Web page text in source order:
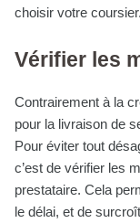
choisir votre
Vérifier les
Contrairement à la
pour la livraison de
Pour éviter tout
c’est de vérifier les
prestataire. Cela
le délai, et de